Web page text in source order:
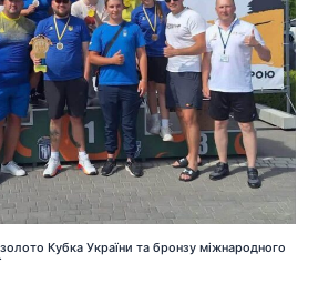
Кубка України та бронзу міжнародного